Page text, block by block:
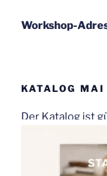
Workshop-
KATALOG
Der Katalog ist